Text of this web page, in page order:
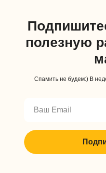
полезную
Спамить не будем:) В